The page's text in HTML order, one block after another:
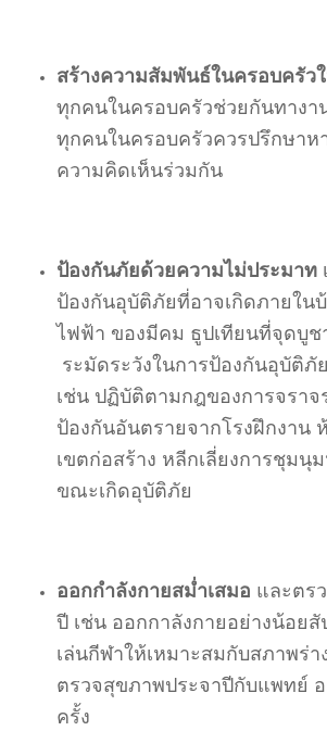
สร้างความสัมพันธ์ในครอบครัว
ทุกคนในครอบครัวช่วยกันทาง
ทุกคนในครอบครัวควรปรึกษาห
ความคิดเห็นร่วมกัน
ป้องกันภัยด้วยความไม่ประมาท
ป้องกันอุบัติภัยที่อาจเกิดภายใน
ไฟฟ้า ของมีคม ธูปเทียนที่จุดบูช
ระมัดระวังในการป้องกันอุบัติภั
เช่น ปฏิบัติตามกฎของการจราจ
ป้องกันอันตรายจากโรงฝึกงาน
เขตก่อสร้าง หลีกเลี่ยงการชุมนุ
ขณะเกิดอุบัติภัย
ออกกำลังกายสม่ำเสมอ และตร
ปี เช่น ออกกาลังกายอย่างน้อย
เล่นกีฬาให้เหมาะสมกับสภาพร่า
ตรวจสุขภาพประจาปีกับแพทย์
ครั้ง